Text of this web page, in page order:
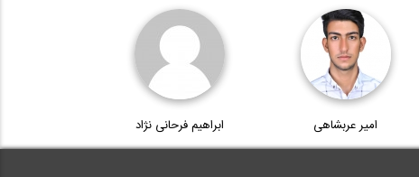
امیر عربشاهی ابراهیم فرحانی نژاد